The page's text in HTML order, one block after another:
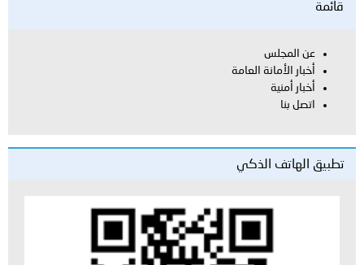
قائمة
عن المجلس
أخبار الأمانة العامة
أخبار أمنية
اتصل بنا
تطبيق الهاتف الذكي